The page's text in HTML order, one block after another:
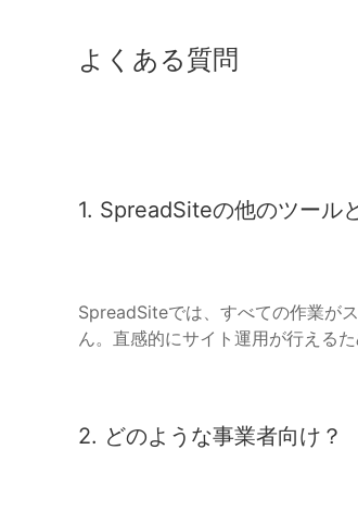
よくある質問
1. SpreadSiteの他のツール
SpreadSiteでは、すべての作業が
ん。直感的にサイト運用が行える
2. どのような事業者向け？